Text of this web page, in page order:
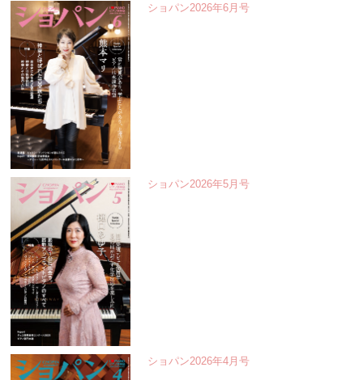
ショパン2026年6月号
ショパン2026年5月号
ショパン2026年4月号